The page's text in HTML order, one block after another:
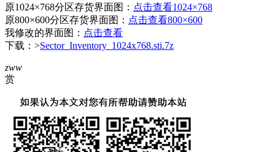
原1024×768分区存货界面图： 点击查看1024×768
原800×600分区存货界面图： 点击查看800×600
我修改的界面图： 点击查看
下载：>Sector_Inventory_1024x768.sti.7z
zww
赏